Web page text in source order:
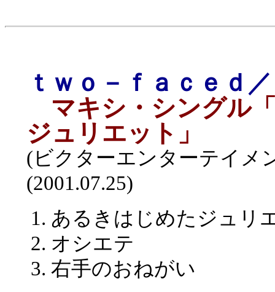
ｔｗｏ－ｆａｃｅｄ／
マキシ・シングル
ジュリエット」
(ビクターエンターテイメ
(2001.07.25)
あるきはじめたジュリ
オシエテ
右手のおねがい